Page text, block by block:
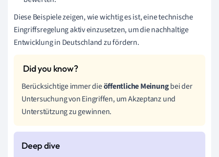
Diese Beispiele zeigen, wie wichtig es ist, eine technische
Eingriffsregelung aktiv einzusetzen, um die nachhaltige
Entwicklung in Deutschland zu fördern.
Berücksichtige immer dieöffentliche Meinungbei der
Untersuchung von Eingriffen, um Akzeptanz und
Unterstützung zu gewinnen.